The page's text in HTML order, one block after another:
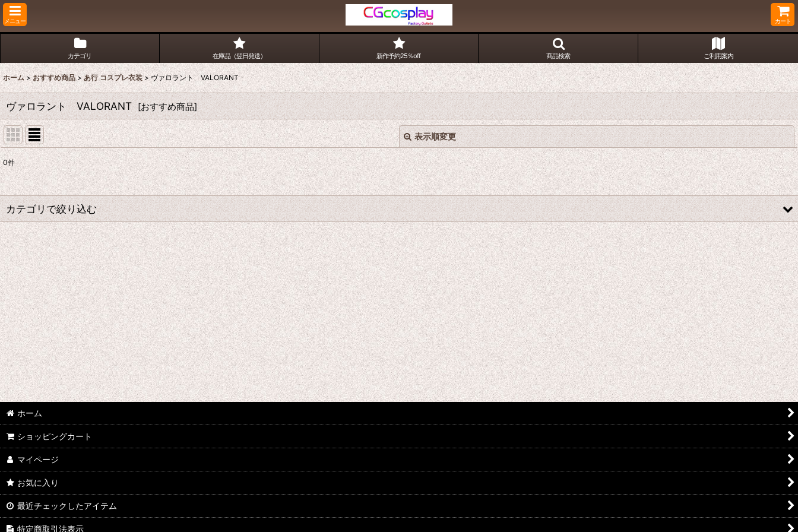
メニュー カート
カテゴリ 在庫品（翌日発送） 新作予約25％off 商品検索 ご利用案内
ホーム > おすすめ商品 > あ行 コスプレ衣装 > ヴァロラント VALORANT
ヴァロラント VALORANT [おすすめ商品]
表示順変更
表示数:
並び順:
絞り込む
閉じる
0件
カテゴリで絞り込む
あ行 コスプレ衣装 (全商品)
ウマ娘プリティーダービー
あんさんぶるスターズ
IdentityV
アズールレーン
王様ランキング
イケメン戦国 時をかける恋
イケメン革命 アリスと恋の魔法
イケメンヴァンパイア
A3!(エースリー)
俺を好きなのはお前だけかよ
ヴァイオレット・エヴァーガーデン
ホーム
ショッピングカート
マイページ
お気に入り
最近チェックしたアイテム
特定商取引法表示